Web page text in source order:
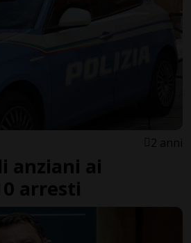
2 anni
anziani ai
arresti